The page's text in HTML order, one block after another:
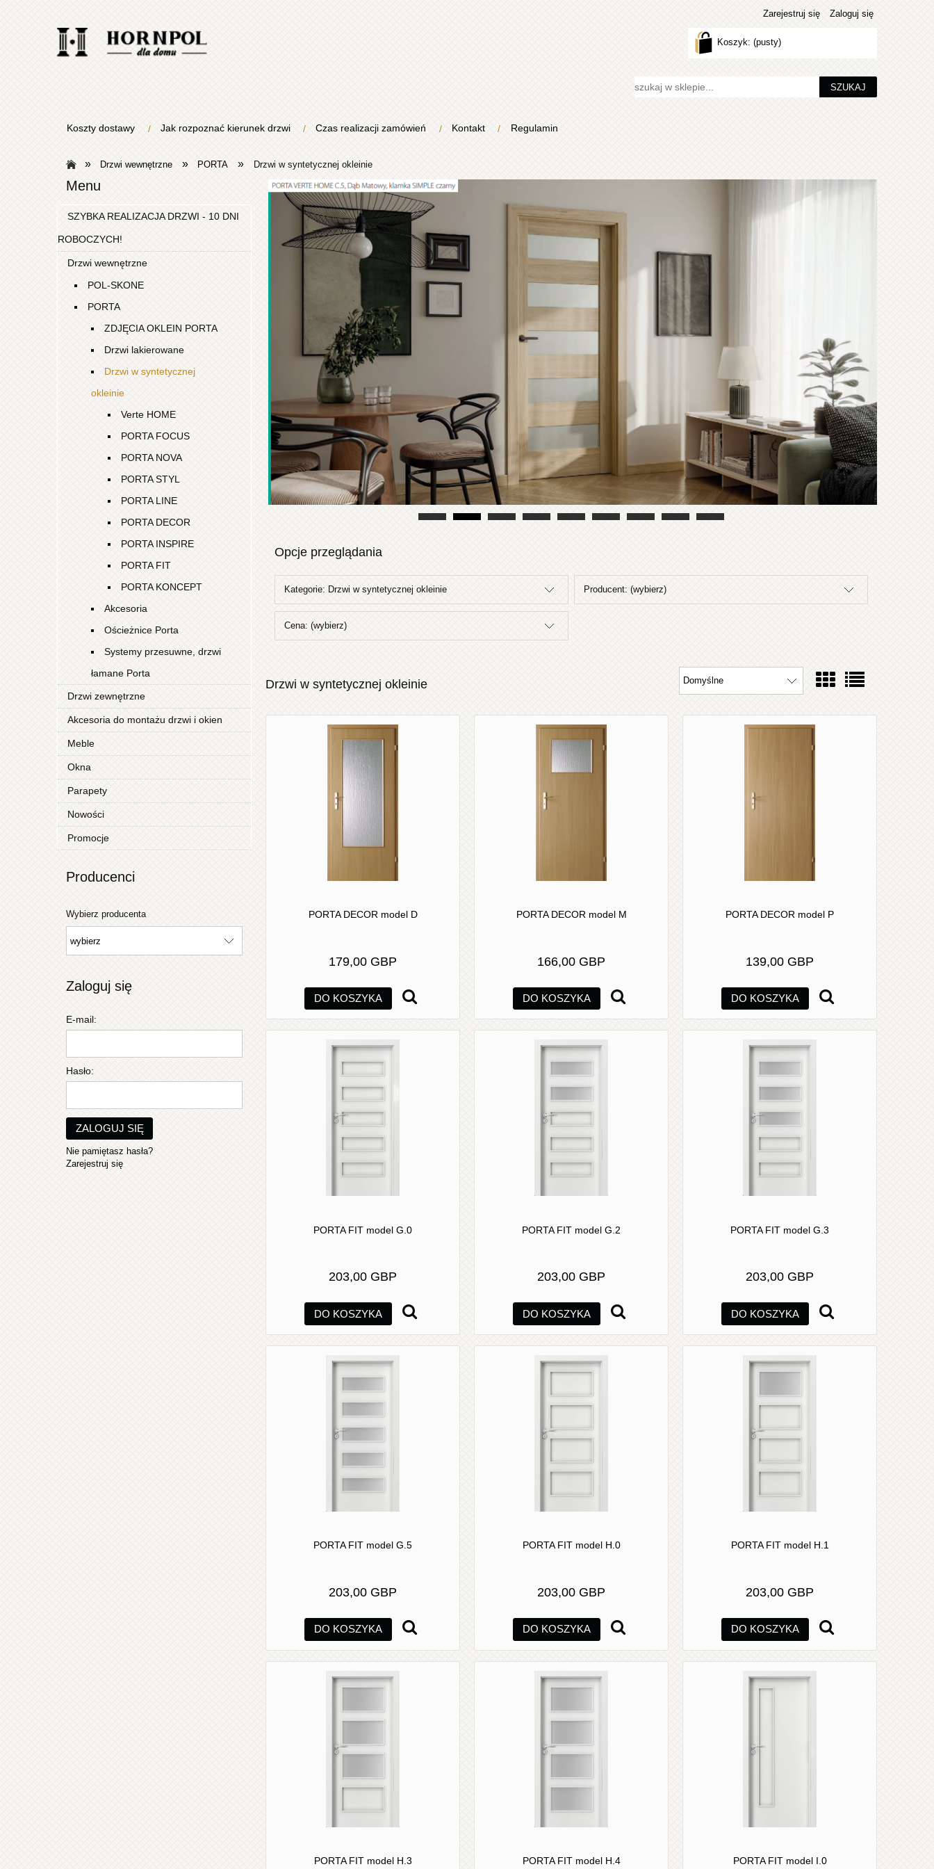
Zarejestruj się Zaloguj się
Koszyk: (pusty)
SZUKAJ
Koszty dostawy Jak rozpoznać kierunek drzwi Czas realizacji zamówień Kontakt Regulamin
» Drzwi wewnętrzne » PORTA » Drzwi w syntetycznej okleinie
Menu
SZYBKA REALIZACJA DRZWI - 10 DNI
ROBOCZYCH!
Drzwi wewnętrzne
POL-SKONE
PORTA
ZDJĘCIA OKLEIN PORTA
Drzwi lakierowane
Drzwi w syntetycznej
okleinie
Verte HOME
PORTA FOCUS
PORTA NOVA
PORTA STYL
PORTA LINE
PORTA DECOR
PORTA INSPIRE
PORTA FIT
PORTA KONCEPT
Akcesoria
Ościeżnice Porta
Systemy przesuwne, drzwi
łamane Porta
Drzwi zewnętrzne
Akcesoria do montażu drzwi i okien
Meble
Okna
Parapety
Nowości
Promocje
Producenci
Wybierz producenta
Zaloguj się
E-mail:
Hasło:
ZALOGUJ SIĘ
Nie pamiętasz hasła?
Zarejestruj się
Oferta drzwi firmy
Pol-skone.
Opcje przeglądania
Kategorie: Drzwi w syntetycznej okleinie Producent: (wybierz)
Cena: (wybierz)
Drzwi w syntetycznej okleinie
PORTA DECOR model D
179,00 GBP
DO KOSZYKA
PORTA DECOR model M
166,00 GBP
DO KOSZYKA
PORTA DECOR model P
139,00 GBP
DO KOSZYKA
PORTA FIT model G.0
203,00 GBP
DO KOSZYKA
PORTA FIT model G.2
203,00 GBP
DO KOSZYKA
PORTA FIT model G.3
203,00 GBP
DO KOSZYKA
PORTA FIT model G.5
203,00 GBP
DO KOSZYKA
PORTA FIT model H.0
203,00 GBP
DO KOSZYKA
PORTA FIT model H.1
203,00 GBP
DO KOSZYKA
PORTA FIT model H.3 PORTA FIT model H.4 PORTA FIT model I.0